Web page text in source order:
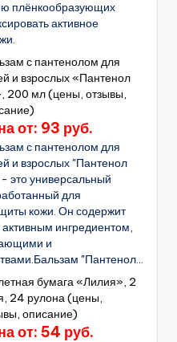
плёнкообразующих
активное
с пантенолом для
и взрослых «Пантенол
200 мл (цены, отзывы,
от: 93 руб.
с пантенолом для
и взрослых "Пантенол
это универсальный
для
кожи. Он содержит
ингредиентом,
и
"Пантенол...
бумага «Лилия», 2
24 рулона (цены,
описание)
от: 54 руб.